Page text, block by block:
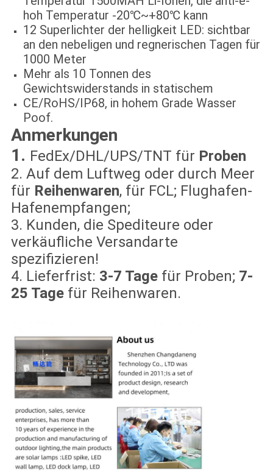
hoh Temperatur -20℃~+80℃ kann
12 Superlichter der helligkeit LED: sichtbar
an den nebeligen und regnerischen Tagen für
1000 Meter
Mehr als 10 Tonnen des
Gewichtswiderstands in statischem
CE/RoHS/IP68, in hohem Grade Wasser
Poof.
Anmerkungen
1. FedEx/DHL/UPS/TNT für Proben
2. Auf dem Luftweg oder durch Meer
für Reihenwaren, für FCL; Flughafen-
Hafenempfangen;
3. Kunden, die Spediteure oder
verkäufliche Versandarte
spezifizieren!
4. Lieferfrist: 3-7 Tagefür Proben; 7-
25 Tagefür Reihenwaren.